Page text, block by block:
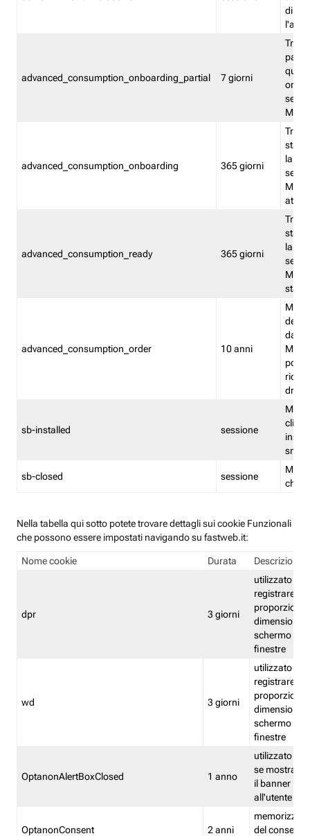
advanced_consumption_onboarding_partial 7 giorni
advanced_consumption_onboarding 365 giorni
stata
la
advanced_consumption_ready 365 giorni
stata
la
stato
advanced_consumption_order 10 anni
delle
sb-installed sessione
sb-closed sessione
Nella tabella qui sotto potete trovare dettagli sui cookie Funzionali
che possono essere impostati navigando su fastweb.it:
Nome cookie Durata Descrizione
dpr 3 giorni
utilizzato per
registrare le
proporzioni
dimensioni
schermo e
finestre
wd 3 giorni
utilizzato per
registrare le
proporzioni
dimensioni
schermo e
finestre
OptanonAlertBoxClosed 1 anno
utilizzato per
se mostrare
il banner
all'utente
OptanonConsent 2 anni
memorizza
del